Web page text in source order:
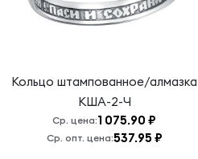
Кольцо штампованное/алмазка
КША-2-Ч
Ср. цена:1 075.90 ₽
Ср. опт. цена:537.95 ₽